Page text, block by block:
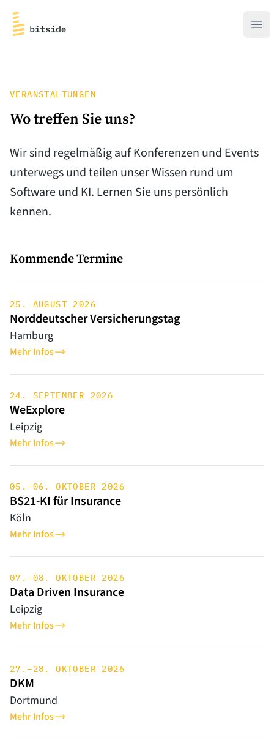
bitside
VERANSTALTUNGEN
Wo treffen Sie uns?
Wir sind regelmäßig auf Konferenzen und Events
unterwegs und teilen unser Wissen rund um
Software und KI. Lernen Sie uns persönlich
kennen.
Kommende Termine
25. AUGUST 2026
Norddeutscher Versicherungstag
Hamburg
Mehr Infos
24. SEPTEMBER 2026
WeExplore
Leipzig
Mehr Infos
05.–06. OKTOBER 2026
BS21-KI für Insurance
Köln
Mehr Infos
07.–08. OKTOBER 2026
Data Driven Insurance
Leipzig
Mehr Infos
27.–28. OKTOBER 2026
DKM
Dortmund
Mehr Infos